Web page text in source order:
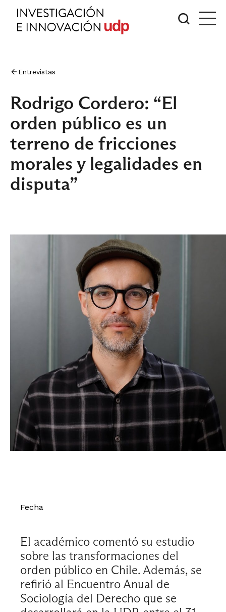
Entrevistas
Rodrigo Cordero: “El
orden público es un
terreno de fricciones
morales y legalidades en
disputa”
Fecha
El académico comentó su estudio
sobre las transformaciones del
orden público en Chile. Además, se
refirió al Encuentro Anual de
Sociología del Derecho que se